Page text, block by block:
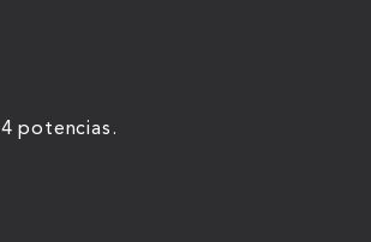
4 potencias.